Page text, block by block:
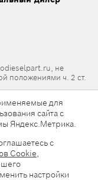
не
положениями ч. 2 ст.
для
сайта с
Яндекс.Метрика.
с
Cookie,
настройки